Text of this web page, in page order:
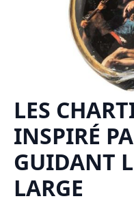
LES
INSPIRÉ
GUIDANT
LARGE